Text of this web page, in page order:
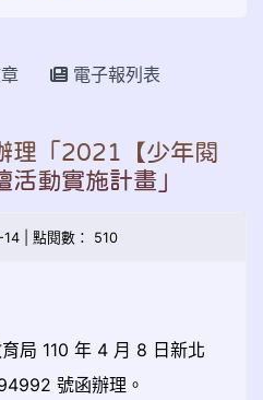
電子報列表
理「2021【少年閱
動實施計畫」
| 點閱數： 510
局 110 年 4 月 8 日新北
號函辦理。